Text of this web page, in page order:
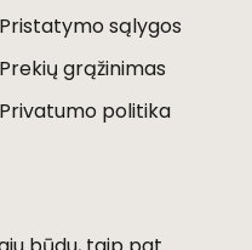
Pristatymo sąlygos
Prekių grąžinimas
Privatumo politika